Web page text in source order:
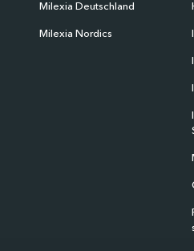
Milexia Deutschland
Milexia Nordics